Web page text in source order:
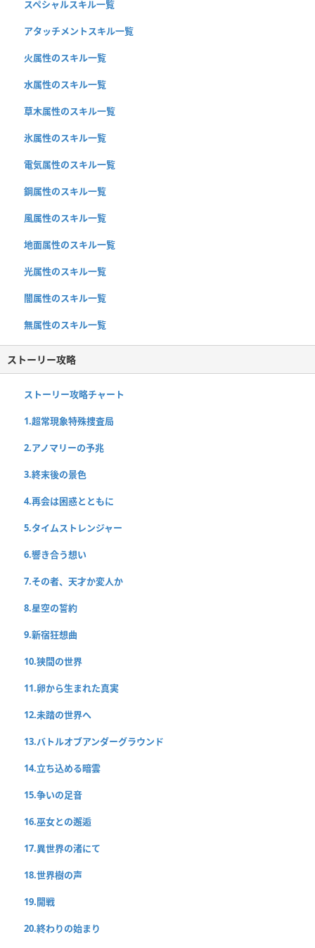
スペシャルスキル一覧
アタッチメントスキル一覧
火属性のスキル一覧
水属性のスキル一覧
草木属性のスキル一覧
氷属性のスキル一覧
電気属性のスキル一覧
鋼属性のスキル一覧
風属性のスキル一覧
地面属性のスキル一覧
光属性のスキル一覧
闇属性のスキル一覧
無属性のスキル一覧
ストーリー攻略
ストーリー攻略チャート
1.超常現象特殊捜査局
2.アノマリーの予兆
3.終末後の景色
4.再会は困惑とともに
5.タイムストレンジャー
6.響き合う想い
7.その者、天才か変人か
8.星空の誓約
9.新宿狂想曲
10.狭間の世界
11.卵から生まれた真実
12.未踏の世界へ
13.バトルオブアンダーグラウンド
14.立ち込める暗雲
15.争いの足音
16.巫女との邂逅
17.異世界の渚にて
18.世界樹の声
19.開戦
20.終わりの始まり